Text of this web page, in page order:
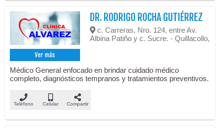
Ver más
DR. RODRIGO ROCHA GUTIÉRREZ
c. Carreras, Nro. 124, entre Av.
Albina Patiño y c. Sucre. - Quillacollo,
Médico General enfocado en brindar cuidado médico
completo, diagnósticos tempranos y tratamientos preventivos.
Teléfono Celular Compartir